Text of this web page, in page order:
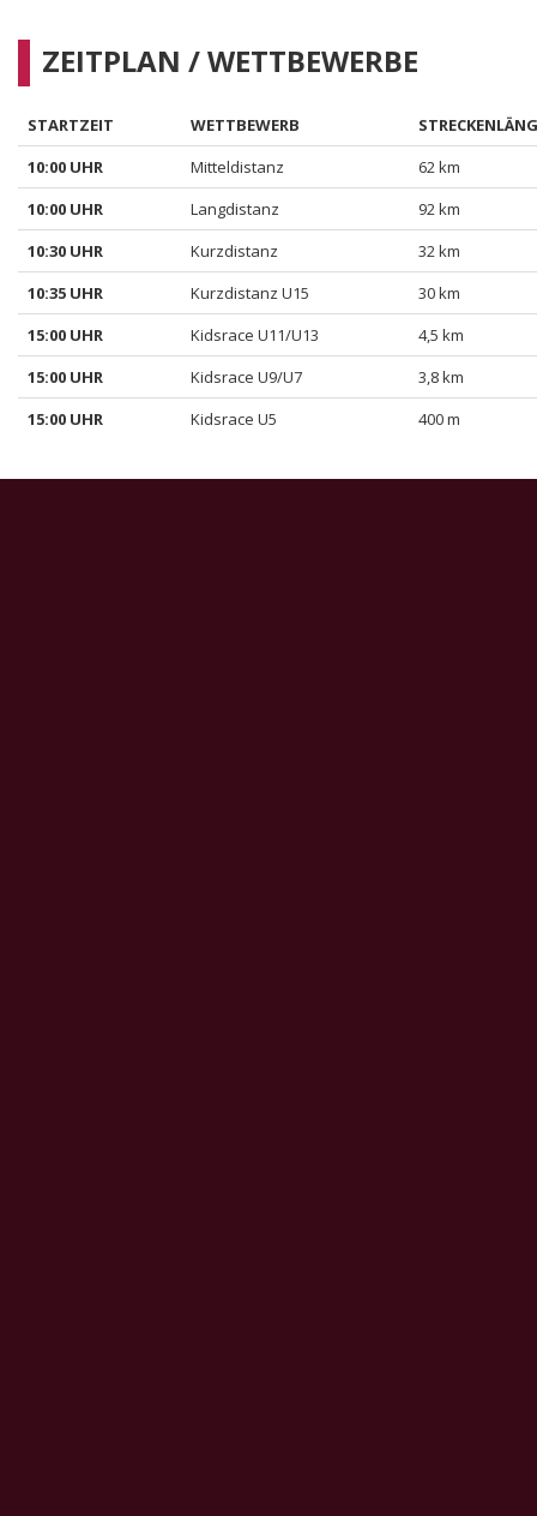
ZEITPLAN / WETTBEWERBE
STARTZEIT WETTBEWERB
10:00 UHR
Mitteldistanz
62 km
10:00 UHR
Langdistanz
92 km
10:30 UHR
Kurzdistanz
32 km
10:35 UHR
Kurzdistanz U15
30 km
15:00 UHR
Kidsrace U11/U13
4,5 km
15:00 UHR
Kidsrace U9/U7
3,8 km
15:00 UHR
Kidsrace U5 400 m